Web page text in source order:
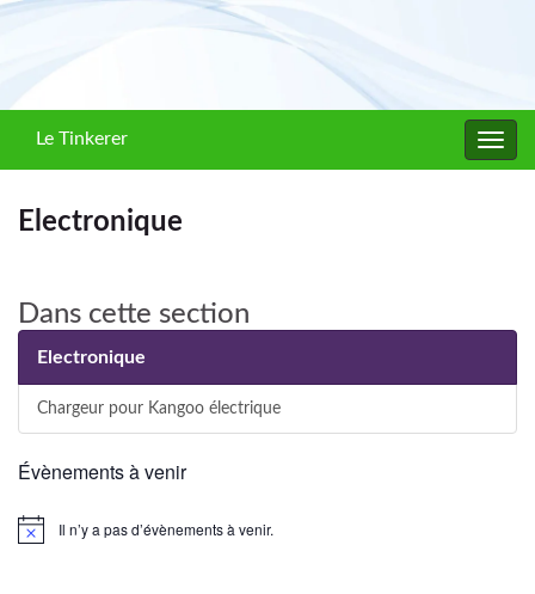
Le Tinkerer
Electronique
Dans cette section
Electronique
Chargeur pour Kangoo électrique
Évènements à venir
Notice Il n’y a pas d’évènements à venir.